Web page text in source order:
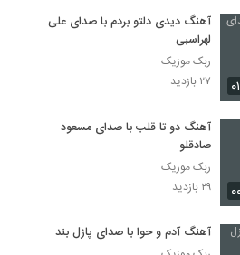
آهنگ دیدی دلتو بردم با صدای علی
لهراسبی
ربک موزیک
۲۷ بازدید
آهنگ دو تا قلب با صدای مسعود
صادقلو
ربک موزیک
۲۹ بازدید
آهنگ آدم و حوا با صدای پازل بند